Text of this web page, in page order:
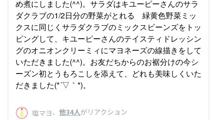
め煮にしました(^^)。サラダはキユーピーさんのサラ
ダクラブの1/2日分の野菜がとれる 緑黄色野菜ミッ
クスに同じくサラダクラブのミックスビーンズをトッ
ピングして、キユーピーさんのテイスティドレッシン
グのオニオンクリーミィにマヨネーズの線描きをして
いただきました(^^)。お友だちからのお裾分けの今シ
ーズン初とうもろこしを添えて、どれも美味しくいた
だきました(*´▽｀*)。
塩マヨ、 他34人がリアクション